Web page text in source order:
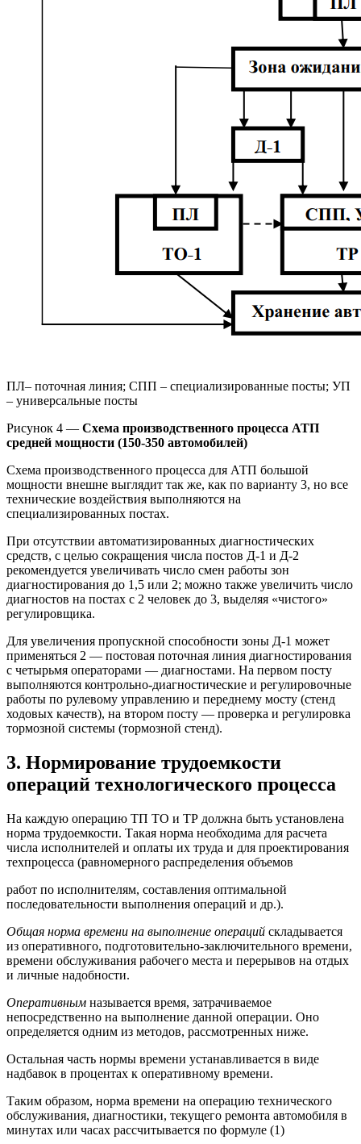
ПЛ– поточная линия; СПП – специализированные посты; УП
– универсальные посты
Рисунок 4 — Схема производственного процесса АТП
средней мощности (150-350 автомобилей)
Схема производственного процесса для АТП большой
мощности внешне выглядит так же, как по варианту 3, но все
технические воздействия выполняются на
специализированных постах.
При отсутствии автоматизированных диагностических
средств, с целью сокращения числа постов Д-1 и Д-2
рекомендуется увеличивать число смен работы зон
диагностирования до 1,5 или 2; можно также увеличить число
диагностов на постах с 2 человек до 3, выделяя «чистого»
регулировщика.
Для увеличения пропускной способности зоны Д-1 может
применяться 2 — постовая поточная линия диагностирования
с четырьмя операторами — диагностами. На первом посту
выполняются контрольно-диагностические и регулировочные
работы по рулевому управлению и переднему мосту (стенд
ходовых качеств), на втором посту — проверка и регулировка
тормозной системы (тормозной стенд).
3. Нормирование трудоемкости
операций технологического процесса
На каждую операцию ТП ТО и ТР должна быть установлена
норма трудоемкости. Такая норма необходима для расчета
числа исполнителей и оплаты их труда и для проектирования
техпроцесса (равномерного распределения объемов
работ по исполнителям, составления оптимальной
последовательности выполнения операций и др.).
Общая норма времени на выполнение операций складывается
из оперативного, подготовительно-заключительного времени,
времени обслуживания рабочего места и перерывов на отдых
и личные надобности.
Оперативным называется время, затрачиваемое
непосредственно на выполнение данной операции. Оно
определяется одним из методов, рассмотренных ниже.
Остальная часть нормы времени устанавливается в виде
надбавок в процентах к оперативному времени.
Таким образом, норма времени на операцию технического
обслуживания, диагностики, текущего ремонта автомобиля в
минутах или часах рассчитывается по формуле (1)